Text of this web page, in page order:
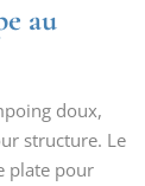
au
doux,
structure. Le
plate pour